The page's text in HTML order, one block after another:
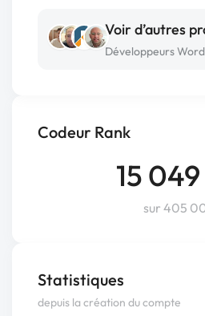
Codeur Rank
15 049
sur 405
Statistiques
depuis la création du compte
Voir d’autres
Développeurs